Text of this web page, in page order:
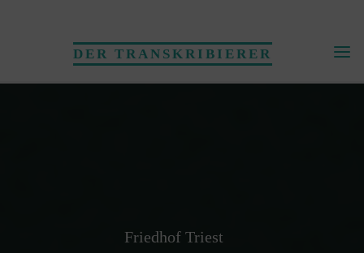
DER TRANSKRIBIERER
Friedhof Triest